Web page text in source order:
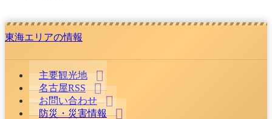
東海エリアの情報
主要観光地
名古屋RSS
お問い合わせ
防災・災害情報